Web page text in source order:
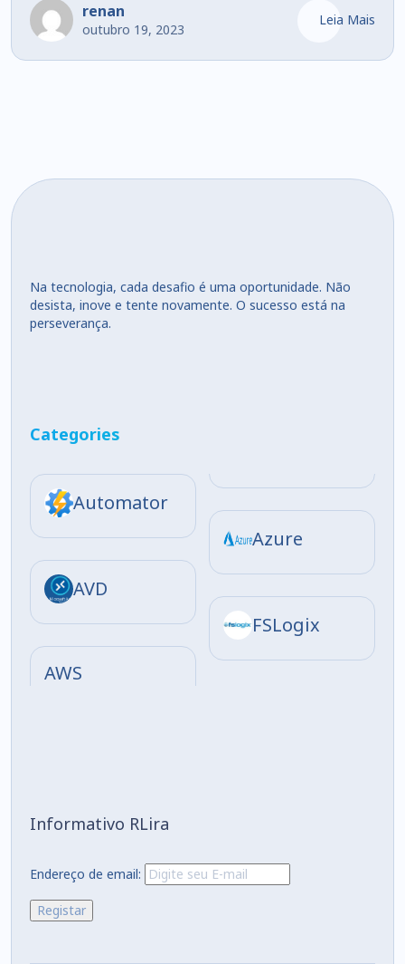
renan
outubro 19, 2023
Leia Mais
Na tecnologia, cada desafio é uma oportunidade. Não
desista, inove e tente novamente. O sucesso está na
perseverança.
Categories
Automator
AVD
AWS
Azure
FSLogix
Informativo RLira
Endereço de email: